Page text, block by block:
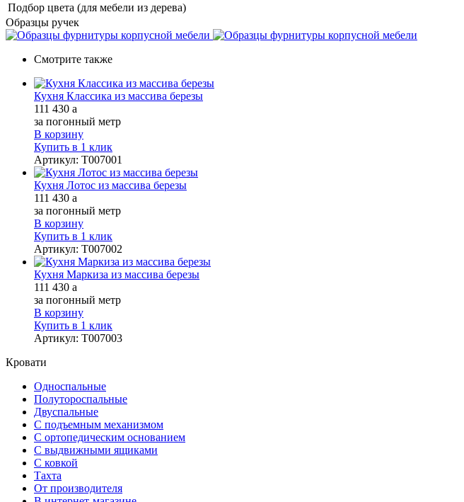
Подбор цвета (для мебели из дерева)
Образцы ручек
Смотрите также
Кухня Классика из массива березы
111 430 a
за погонный метр
В корзину
Купить в 1 клик
Артикул: Т007001
Кухня Лотос из массива березы
111 430 a
за погонный метр
В корзину
Купить в 1 клик
Артикул: Т007002
Кухня Маркиза из массива березы
111 430 a
за погонный метр
В корзину
Купить в 1 клик
Артикул: Т007003
Кровати
Односпальные
Полутороспальные
Двуспальные
С подъемным механизмом
С ортопедическим основанием
С выдвижными ящиками
С ковкой
Тахта
От производителя